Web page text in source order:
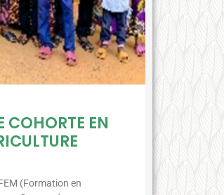
COHORTE EN
(Formation en